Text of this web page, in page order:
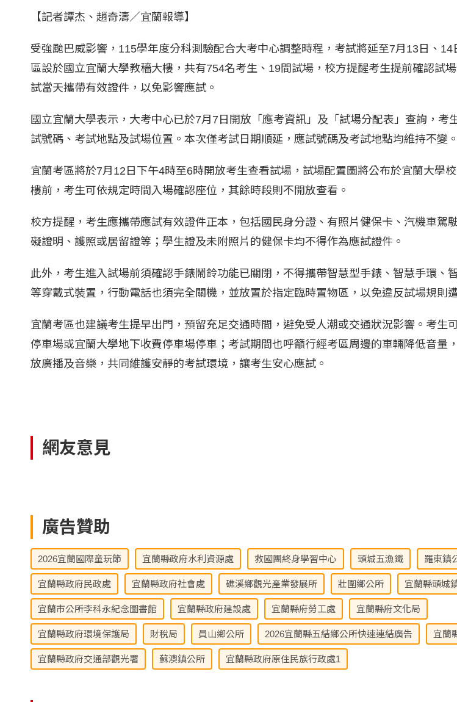
【記者譚杰、趙奇濤／宜蘭報導】
受強颱巴威影響，115學年度分科測驗配合大考中心調整時程，考試將延至7月13日、14
區設於國立宜蘭大學教穡大樓，共有754名考生、19間試場，校方提醒考生提前確認試
試當天攜帶有效證件，以免影響應試。
國立宜蘭大學表示，大考中心已於7月7日開放「應考資訊」及「試場分配表」查詢，考
試號碼、考試地點及試場位置。本次僅考試日期順延，應試號碼及考試地點均維持不變。
宜蘭考區將於7月12日下午4時至6時開放考生查看試場，試場配置圖將公布於宜蘭大學
樓前，考生可依規定時間入場確認座位，其餘時段則不開放查看。
校方提醒，考生應攜帶應試有效證件正本，包括國民身分證、有照片健保卡、汽機車駕
礙證明、護照或居留證等；學生證及未附照片的健保卡均不得作為應試證件。
此外，考生進入試場前須確認手錶鬧鈴功能已關閉，不得攜帶智慧型手錶、智慧手環、
等穿戴式裝置，行動電話也須完全關機，並放置於指定臨時置物區，以免違反試場規則
宜蘭考區也建議考生提早出門，預留充足交通時間，避免受人潮或交通狀況影響。考生
停車場或宜蘭大學地下收費停車場停車；考試期間也呼籲行經考區周邊的車輛降低音量
放廣播及音樂，共同維護安靜的考試環境，讓考生安心應試。
網友意見
廣告贊助
2026宜蘭國際童玩節 宜蘭縣政府水利資源處 救國團終身學習中心 頭城五漁鐵 羅東鎮
宜蘭縣政府民政處 宜蘭縣政府社會處 礁溪鄉觀光產業發展所 壯圍鄉公所 宜蘭縣頭城
宜蘭市公所李科永紀念圖書館 宜蘭縣政府建設處 宜蘭縣府勞工處 宜蘭縣府文化局
宜蘭縣政府環境保護局 財稅局 員山鄉公所 2026宜蘭縣五結鄉公所快速連結廣告 宜蘭
宜蘭縣政府交通部觀光署 蘇澳鎮公所 宜蘭縣政府原住民族行政處1